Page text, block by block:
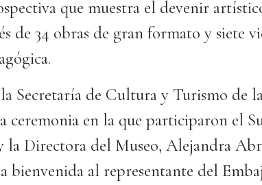
que muestra el devenir
de 34 obras de gran formato y siete
Secretaría de Cultura y Turismo de
ceremonia en la que participaron el
la Directora del Museo, Alejandra
bienvenida al representante del